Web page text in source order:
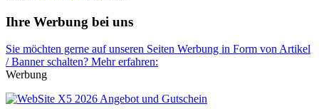
Ihre Werbung bei uns
Sie möchten gerne auf unseren Seiten Werbung in Form von Artikel
/ Banner schalten? Mehr erfahren:
Werbung